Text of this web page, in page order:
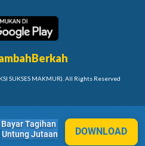
SUKSES MAKMUR). All Rights Reserved
Tagihan
Untung Jutaan
DOWNLOAD